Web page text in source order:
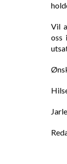
Vil
oss